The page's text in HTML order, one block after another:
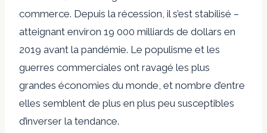
commerce. Depuis la récession, il s’est stabilisé –
atteignant environ 19 000 milliards de dollars en
2019 avant la pandémie. Le populisme et les
guerres commerciales ont ravagé les plus
grandes économies du monde, et nombre d’entre
elles semblent de plus en plus peu susceptibles
d’inverser la tendance.